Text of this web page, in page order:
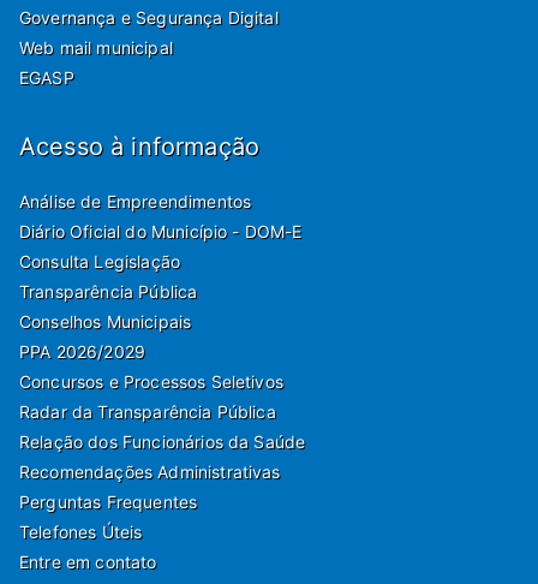
Governança e Segurança Digital
Web mail municipal
EGASP
Acesso à informação
Análise de Empreendimentos
Diário Oficial do Município - DOM-E
Consulta Legislação
Transparência Pública
Conselhos Municipais
PPA 2026/2029
Concursos e Processos Seletivos
Radar da Transparência Pública
Relação dos Funcionários da Saúde
Recomendações Administrativas
Perguntas Frequentes
Telefones Úteis
Entre em contato